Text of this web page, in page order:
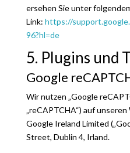
ersehen Sie unter
Link: https://
96?hl=de
5. Plugins und
Google
Wir nutzen „Google
„reCAPTCHA“) auf
Google Ireland Limited
Street, Dublin 4, Irland.